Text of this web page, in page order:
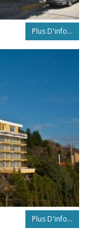
Plus D'info...
Plus D'info...